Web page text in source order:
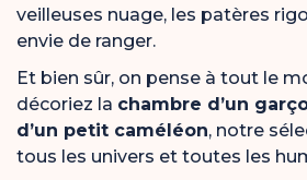
veilleuses nuage, les patères
envie de ranger.
Et bien sûr, on pense à tout le
décoriez la chambre d’un
d’un petit caméléon, notre
tous les univers et toutes les